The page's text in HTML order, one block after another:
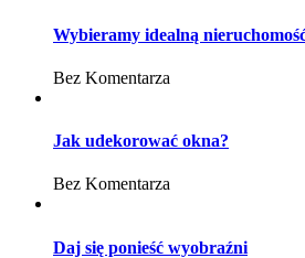
Wybieramy idealną
Bez Komentarza
Jak udekorować okna?
Bez Komentarza
Daj się ponieść wyobraźni